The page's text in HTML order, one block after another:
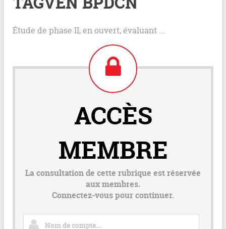
Étude de phase II, en ouvert, évaluant ...
ACCÈS
MEMBRE
La consultation de cette rubrique est réservée
aux membres.
Connectez-vous pour continuer.